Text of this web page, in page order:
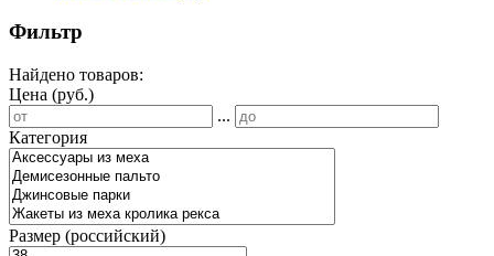
Фильтр
Найдено товаров:
Цена (руб.)
...
Категория
Размер (российский)